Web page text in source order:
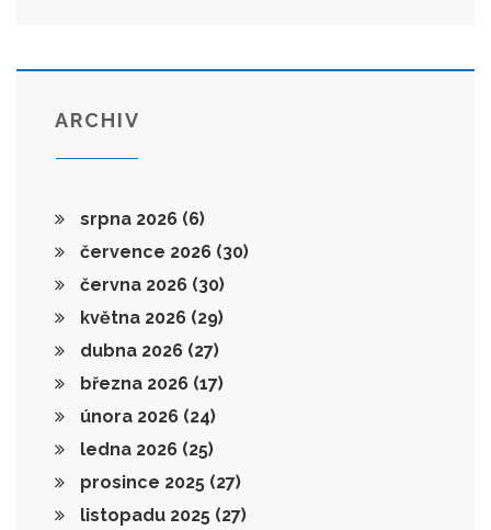
ARCHIV
srpna 2026 (6)
července 2026 (30)
června 2026 (30)
května 2026 (29)
dubna 2026 (27)
března 2026 (17)
února 2026 (24)
ledna 2026 (25)
prosince 2025 (27)
listopadu 2025 (27)